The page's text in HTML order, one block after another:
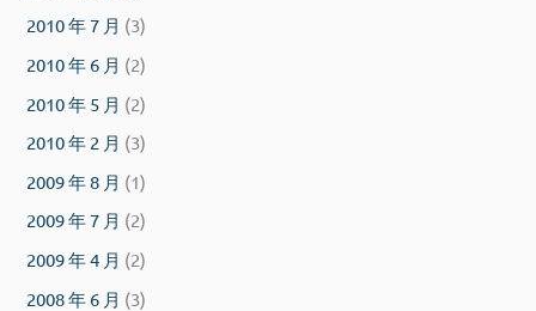
2010 年 7 月 (3)
2010 年 6 月 (2)
2010 年 5 月 (2)
2010 年 2 月 (3)
2009 年 8 月 (1)
2009 年 7 月 (2)
2009 年 4 月 (2)
2008 年 6 月 (3)